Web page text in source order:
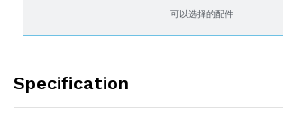
可以选择的配件
Specification